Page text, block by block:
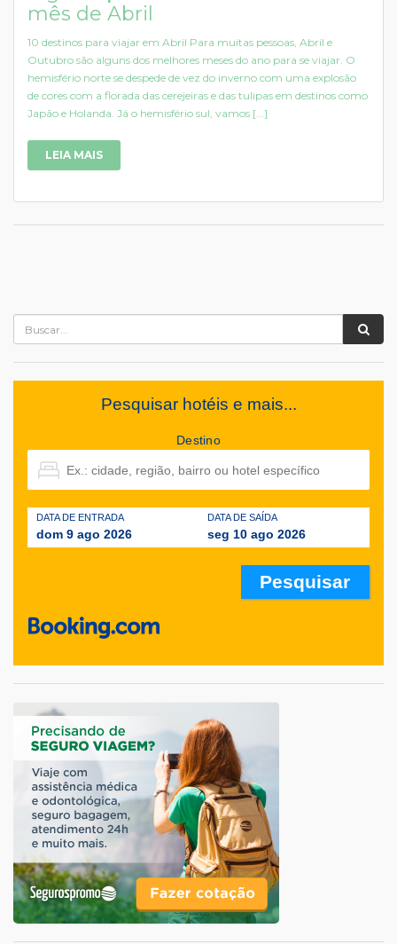
mês de Abril
10 destinos para viajar em Abril Para muitas pessoas, Abril e
Outubro são alguns dos melhores meses do ano para se viajar. O
hemisfério norte se despede de vez do inverno com uma explosão
de cores com a florada das cerejeiras e das tulipas em destinos como
Japão e Holanda. Já o hemisfério sul, vamos [...]
LEIA MAIS
Pesquisar hotéis e mais...
Destino
DATA DE ENTRADA
dom 9 ago 2026
DATA DE SAÍDA
seg 10 ago 2026